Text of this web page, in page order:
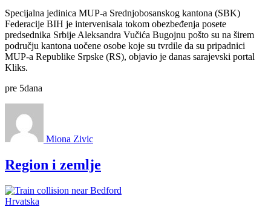
Specijalna jedinica MUP-a Srednjobosanskog kantona (SBK)
Federacije BIH je intervenisala tokom obezbeđenja posete
predsednika Srbije Aleksandra Vučića Bugojnu pošto su na širem
području kantona uočene osobe koje su tvrdile da su pripadnici
MUP-a Republike Srpske (RS), objavio je danas sarajevski portal
Kliks.
pre 5dana
Miona Zivic
Region i zemlje
Hrvatska